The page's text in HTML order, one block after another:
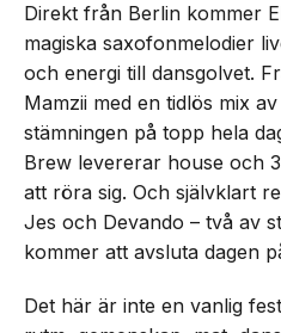
Direkt från Berlin kommer
magiska saxofonmelodier
och energi till dansgolvet.
Mamzii med en tidlös mix
stämningen på topp hela
Brew levererar house och
att röra sig. Och självklart
Jes och Devando – två av
kommer att avsluta dagen
Det här är inte en vanlig